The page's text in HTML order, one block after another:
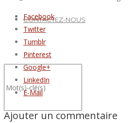
CONTACTEZ-NOUS
Facebook
Twitter
Tumblr
Pinterest
Google+
LinkedIn
E-Mail
Ajouter un commentaire